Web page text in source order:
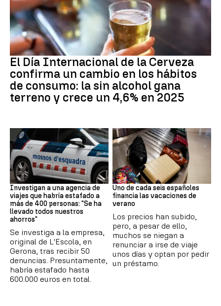
Día Internacional Cerveza
El Día Internacional de la Cerveza
confirma un cambio en los hábitos
de consumo: la sin alcohol gana
terreno y crece un 4,6% en 2025
Estafa
Investigan a una agencia de
viajes que habría estafado a
más de 400 personas: "Se ha
llevado todos nuestros
ahorros"
Se investiga a la empresa,
original de L'Escola, en
Gerona, tras recibir 50
denuncias. Presuntamente,
habría estafado hasta
600.000 euros en total.
Subida precios
Uno de cada seis españoles
financia las vacaciones de
verano
Los precios han subido,
pero, a pesar de ello,
muchos se niegan a
renunciar a irse de viaje
unos días y optan por pedir
un préstamo.